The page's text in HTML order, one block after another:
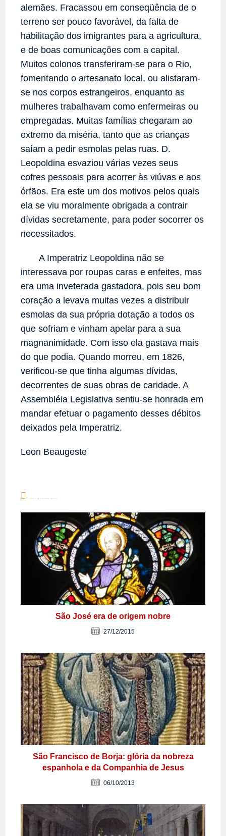
alemães. Fracassou em conseqüência de o
terreno ser pouco favorável, da falta de
habilitação dos imigrantes para a agricultura,
e de boas comunicações com a capital.
Muitos colonos transferiram-se para o Rio,
fomentando o artesanato local, ou alistaram-
se nos corpos estrangeiros, enquanto as
mulheres trabalhavam como enfermeiras ou
empregadas. Muitas famílias chegaram ao
extremo da miséria, tanto que as crianças
saíam a pedir esmolas pelas ruas. D.
Leopoldina esvaziou várias vezes seus
cofres pessoais para acorrer às viúvas e aos
órfãos. Era este um dos motivos pelos quais
ela se viu moralmente obrigada a contrair
dívidas secretamente, para poder socorrer os
necessitados.
A Imperatriz Leopoldina não se
interessava por roupas caras e enfeites, mas
era uma inveterada gastadora, pois seu bom
coração a levava muitas vezes a distribuir
esmolas da sua própria dotação a todos os
que sofriam e vinham apelar para a sua
magnanimidade. Com isso ela gastava mais
do que podia. Quando morreu, em 1826,
verificou-se que tinha algumas dívidas,
decorrentes de suas obras de caridade. A
Assembléia Legislativa sentiu-se honrada em
mandar efetuar o pagamento desses débitos
deixados pela Imperatriz.
Leon Beaugeste
São José era de origem nobre
27/12/2015
São Francisco de Borja: glória da nobreza
espanhola e da Companhia de Jesus
06/10/2013